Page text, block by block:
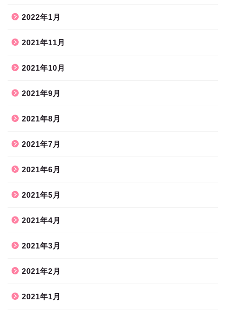
2022年1月
2021年11月
2021年10月
2021年9月
2021年8月
2021年7月
2021年6月
2021年5月
2021年4月
2021年3月
2021年2月
2021年1月